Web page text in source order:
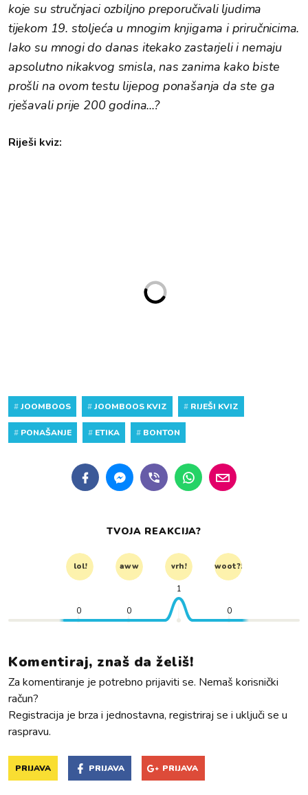
koje su stručnjaci ozbiljno preporučivali ljudima
tijekom 19. stoljeća u mnogim knjigama i priručnicima.
Iako su mnogi do danas itekako zastarjeli i nemaju
apsolutno nikakvog smisla, nas zanima kako biste
prošli na ovom testu lijepog ponašanja da ste ga
rješavali prije 200 godina...?
Riješi kviz:
#JOOMBOOS #JOOMBOOS KVIZ # RIJEŠI KVIZ
# PONAŠANJE # ETIKA # BONTON
TVOJA REAKCIJA?
lol! aww vrh! woot?!
0 0
1
0
Komentiraj, znaš da želiš!
Za komentiranje je potrebno prijaviti se. Nemaš korisnički
račun?
Registracija je brza i jednostavna, registriraj se i uključi se u
raspravu.
PRIJAVA PRIJAVA PRIJAVA